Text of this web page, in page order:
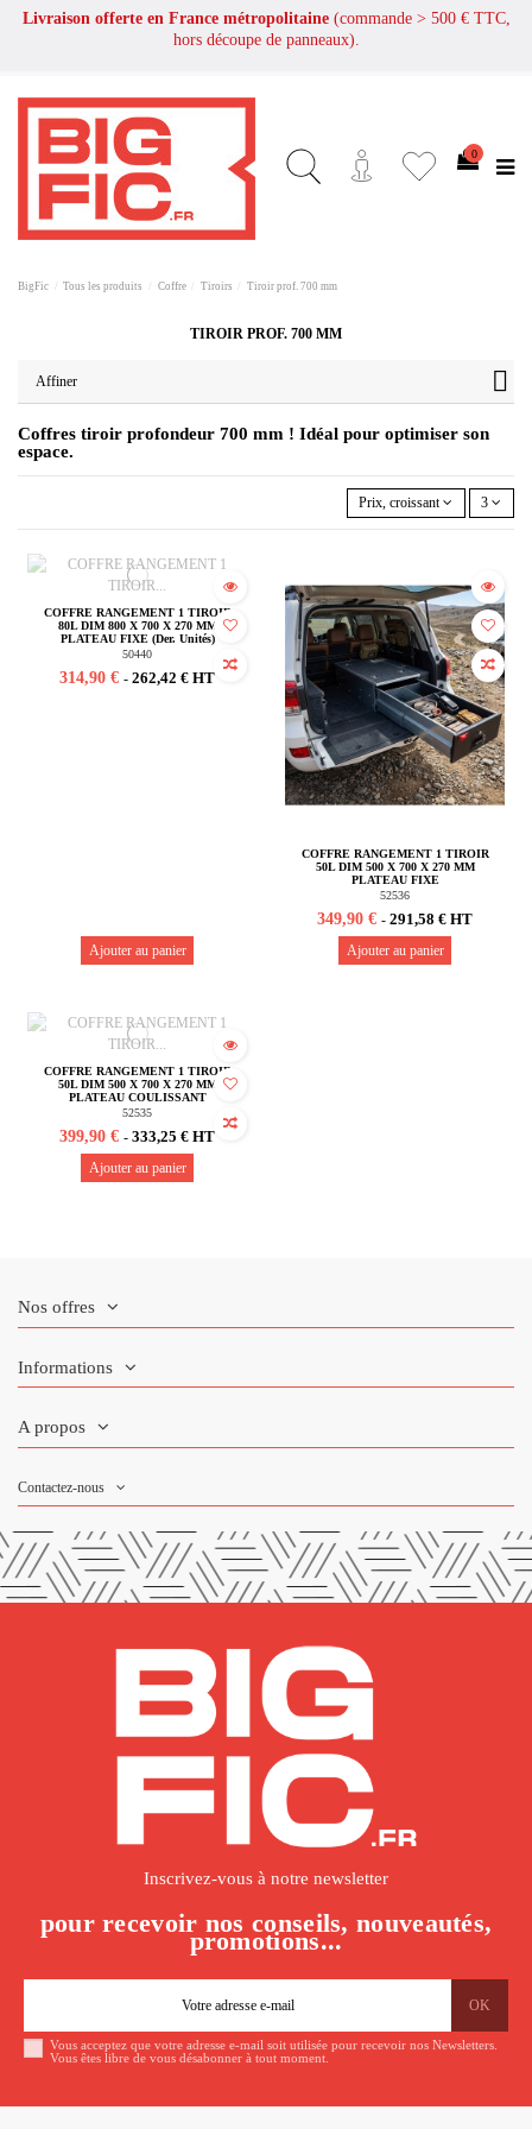
Livraison offerte en France métropolitaine (commande > 500 € TTC,
hors découpe de panneaux).
0
BigFic Tous les produits Coffre Tiroirs Tiroir prof. 700 mm
TIROIR PROF. 700 MM
Affiner
Coffres tiroir profondeur 700 mm ! Idéal pour optimiser son
espace.
Prix, croissant 3
COFFRE RANGEMENT 1 TIROIR
80L DIM 800 X 700 X 270 MM
PLATEAU FIXE (Der. Unités)
50440
314,90 € - 262,42 € HT
Ajouter au panier
COFFRE RANGEMENT 1 TIROIR
50L DIM 500 X 700 X 270 MM
PLATEAU FIXE
52536
349,90 € - 291,58 € HT
Ajouter au panier
COFFRE RANGEMENT 1 TIROIR
50L DIM 500 X 700 X 270 MM
PLATEAU COULISSANT
52535
399,90 € - 333,25 € HT
Ajouter au panier
Nos offres
Informations
A propos
Contactez-nous
Inscrivez-vous à notre newsletter
pour recevoir nos conseils, nouveautés,
promotions...
Vous acceptez que votre adresse e-mail soit utilisée pour recevoir nos Newsletters.
Vous êtes libre de vous désabonner à tout moment.